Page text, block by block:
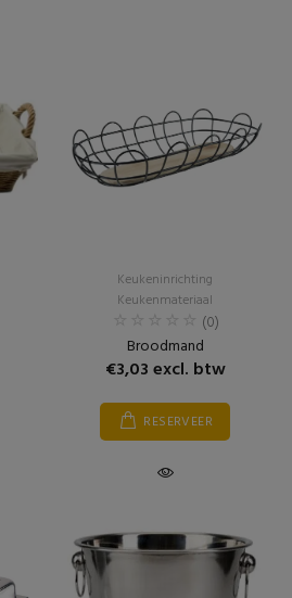
Keukeninrichting
Keukenmateriaal
(0)
Broodmand
€3,03 excl. btw
RESERVEER